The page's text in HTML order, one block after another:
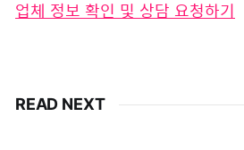
업체 정보 확인 및 상담 요청하기
READ NEXT